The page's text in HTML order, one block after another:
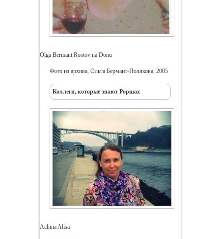
Olga Bermant Rostov na Donu
Фото из архива, Ольга Бермант-Полякова, 2005
Коллеги, которые знают Роршах
Achina Alisa